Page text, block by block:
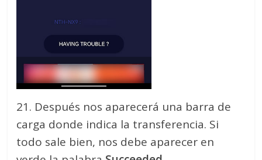
21. Después nos aparecerá una barra de
carga donde indica la transferencia. Si
todo sale bien, nos debe aparecer en